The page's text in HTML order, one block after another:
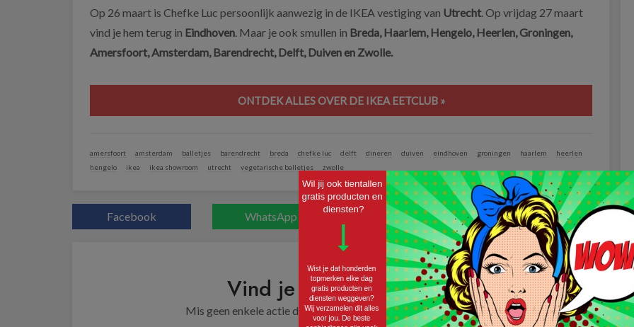
Op 26 maart is Chefke Luc persoonlijk aanwezig in de IKEA vestiging van Utrecht. Op vrijdag 27 maart
vind je hem terug in Eindhoven . Maar je ook smullen in Breda, Haarlem, Hengelo, Heerlen, Groningen,
Amersfoort, Amsterdam, Barendrecht, Delft, Duiven en Zwolle.
ONTDEK ALLES OVER DE IKEA EETCLUB »
amersfoort amsterdam balletjes barendrecht breda chefke luc delft dineren duiven eindhoven groningen haarlem
heerlen
hengelo
ikea ikea showroom utrecht vegetarische balletjes zwolle
Facebook WhatsApp Twitter Email
Vind je deze actie leuk?
Mis geen enkele actie door je in te schrijven op onze nieuwsbrief!